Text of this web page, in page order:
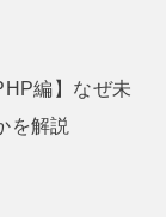
編】なぜ未
を解説